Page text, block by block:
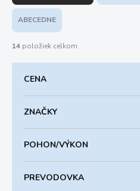
d
e
n
i
ABECEDNE
14 položiek celkom
CENA
ZNAČKY
POHON/VÝKON
PREVODOVKA